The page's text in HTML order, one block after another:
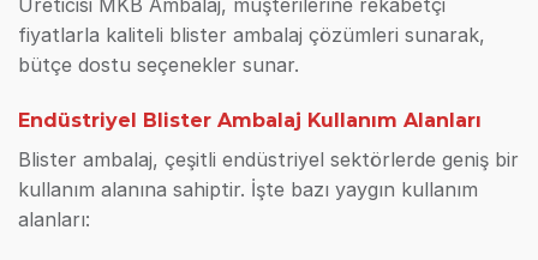
fiyatlarla kaliteli blister ambalaj çözümleri sunarak,
bütçe dostu seçenekler sunar.
Endüstriyel Blister Ambalaj Kullanım Alanları
Blister ambalaj, çeşitli endüstriyel sektörlerde geniş bir
kullanım alanına sahiptir. İşte bazı yaygın kullanım
alanları: